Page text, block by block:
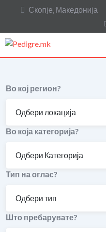
Скопје, Македонија
Во кој регион?
Во која категорија?
Тип на оглас?
Што пребарувате?